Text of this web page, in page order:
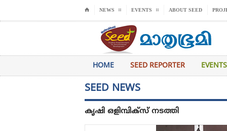
⌂ NEWS EVENTS ABOUT SEED
HOME SEED REPORTER EVENTS
SEED NEWS
കൃഷി ഒളിമ്പിക്‌സ് നടത്തി